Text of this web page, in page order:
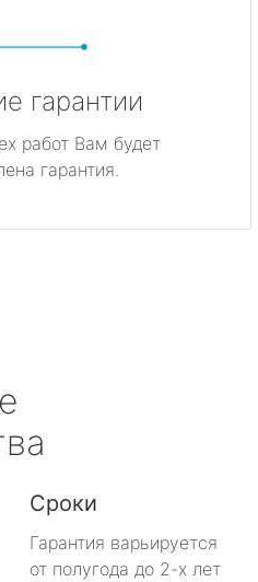
гарантии
работ Вам будет
гарантия.
Сроки
Гарантия варьируется
от полугода до 2-х лет